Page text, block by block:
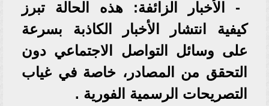
- الأخبار الزائفة: هذه الحالة تبرز
كيفية انتشار الأخبار الكاذبة بسرعة
على وسائل التواصل الاجتماعي دون
التحقق من المصادر، خاصة في غياب
التصريحات الرسمية الفورية .